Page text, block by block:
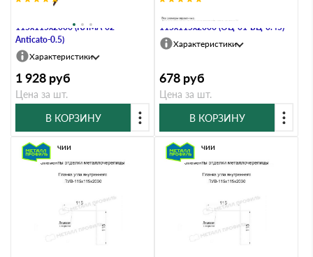
115х115х2000 (КЛМА-02-
Anticato-0.5)
Характеристики
1 928 руб
Цена за шт.
В КОРЗИНУ
Планка угла внутреннего
115х115х2000 (ОЦ-01-БЦ-0.45)
Характеристики
678 руб
Цена за шт.
В КОРЗИНУ
В наличии В наличии